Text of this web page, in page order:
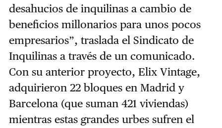
desahucios de inquilinas a cambio de
beneficios millonarios para unos pocos
empresarios”, traslada el Sindicato de
Inquilinas a través de un comunicado.
Con su anterior proyecto, Elix Vintage,
adquirieron 22 bloques en Madrid y
Barcelona (que suman 421 viviendas)
mientras estas grandes urbes sufren el